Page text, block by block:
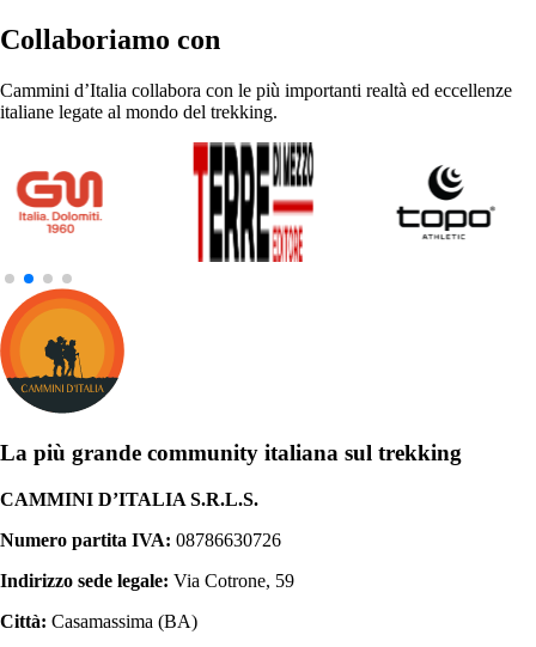
Collaboriamo con
Cammini d’Italia collabora con le più importanti realtà ed eccellenze
italiane legate al mondo del trekking.
La più grande community italiana sul trekking
CAMMINI D’ITALIA S.R.L.S.
Numero partita IVA: 08786630726
Indirizzo sede legale: Via Cotrone, 59
Città: Casamassima (BA)